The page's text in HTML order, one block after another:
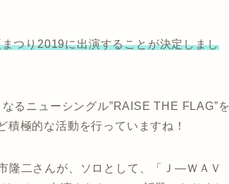
つり2019に出演することが決定しまし
るニューシングル”RAISE THE FLAG”を
極的な活動を行っていますね！
隆二さんが、ソロとして、「Ｊ―ＷＡＶ